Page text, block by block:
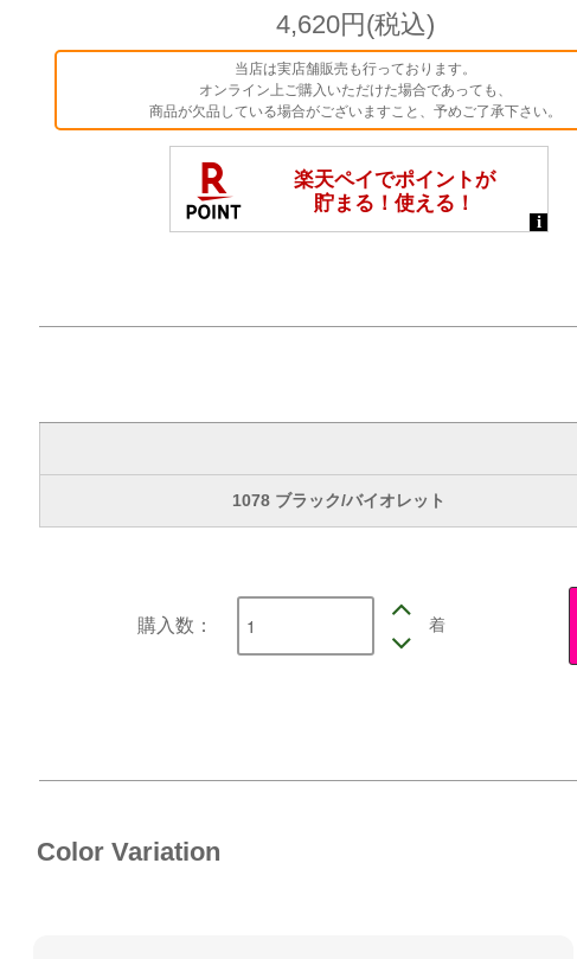
4,620円(税込)
当店は実店舗販売も行っております。
オンライン上ご購入いただけた場合であっても、
商品が欠品している場合がございますこと、予めご了承下さい。
1078 ブラック/バイオレット
購入数： 着
Color Variation